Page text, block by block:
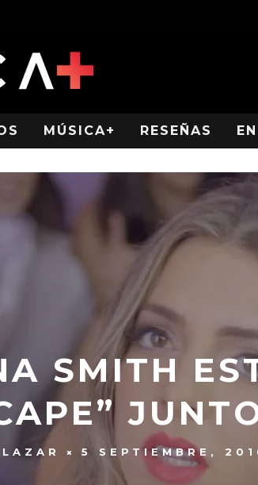
MÚSICA+ RESEÑAS
SMITH
5 SEPTIEMBRE,